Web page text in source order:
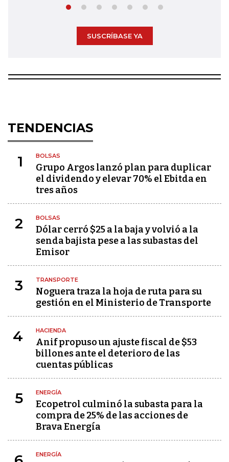
SUSCRÍBASE YA
TENDENCIAS
1 BOLSAS
Grupo Argos lanzó plan para duplicar
el dividendo y elevar 70% el Ebitda en
tres años
2 BOLSAS
Dólar cerró $25 a la baja y volvió a la
senda bajista pese a las subastas del
Emisor
3 TRANSPORTE
Noguera traza la hoja de ruta para su
gestión en el Ministerio de Transporte
4 HACIENDA
Anif propuso un ajuste fiscal de $53
billones ante el deterioro de las
cuentas públicas
5 ENERGÍA
Ecopetrol culminó la subasta para la
compra de 25% de las acciones de
Brava Energía
ENERGÍA